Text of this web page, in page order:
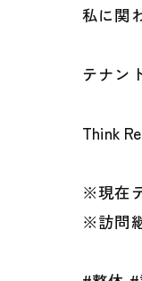
私に関
テナン
Think
※現在
※訪問